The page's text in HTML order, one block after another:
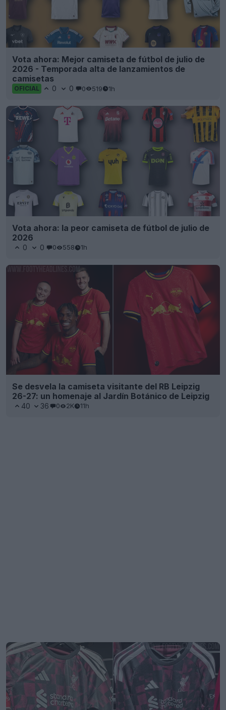
Vota ahora: Mejor camiseta de fútbol de julio de
2026 - Temporada alta de lanzamientos de
camisetas
OFICIAL 0 0 0 519 1h
Vota ahora: la peor camiseta de fútbol de julio de
2026
0 0 0 558 1h
Se desvela la camiseta visitante del RB Leipzig
26-27: un homenaje al Jardín Botánico de Leipzig
40 36 0 2K 11h